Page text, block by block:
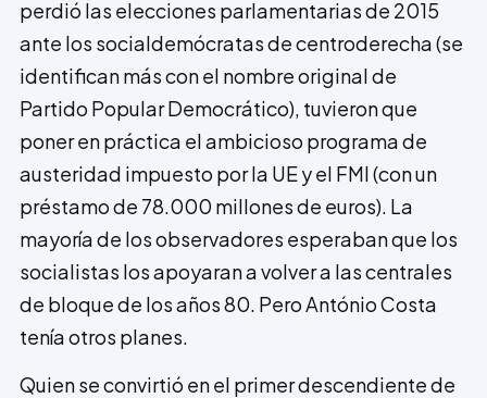
perdió las elecciones parlamentarias de 2015
ante los socialdemócratas de centroderecha (se
identifican más con el nombre original de
Partido Popular Democrático), tuvieron que
poner en práctica el ambicioso programa de
austeridad impuesto por la UE y el FMI (con un
préstamo de 78.000 millones de euros). La
mayoría de los observadores esperaban que los
socialistas los apoyaran a volver a las centrales
de bloque de los años 80. Pero António Costa
tenía otros planes.
Quien se convirtió en el primer descendiente de